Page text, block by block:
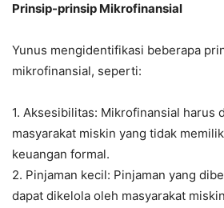
Prinsip-prinsip Mikrofinansial
Yunus mengidentifikasi beberapa
mikrofinansial, seperti:
1. Aksesibilitas: Mikrofinansial harus
masyarakat miskin yang tidak
keuangan formal.
2. Pinjaman kecil: Pinjaman yang
dapat dikelola oleh masyarakat